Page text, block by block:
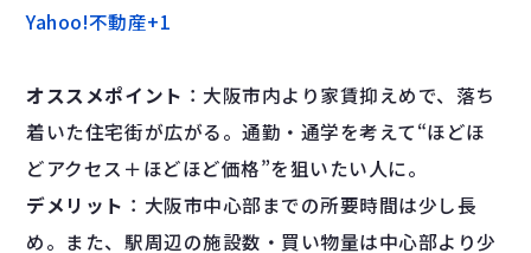
Yahoo!不動産+1
オススメポイント ：大阪市内より家賃抑えめで、落ち
着いた住宅街が広がる。通勤・通学を考えて“ほどほ
どアクセス＋ほどほど価格”を狙いたい人に。
デメリット ：大阪市中心部までの所要時間は少し長
め。また、駅周辺の施設数・買い物量は中心部より少